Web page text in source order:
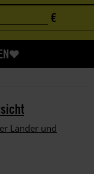
€
Länder und